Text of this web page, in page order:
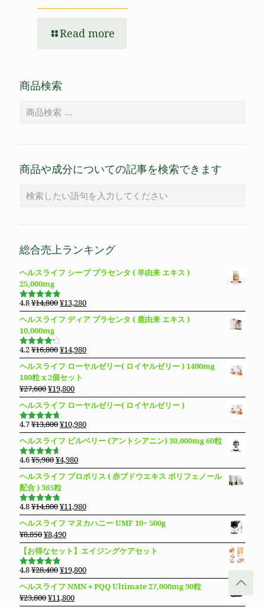
Read more
商品検索
商品や成分についての記事を検索できます
総合売上ランキング
ヘルスライフ シープ プラセンタ ( 羊由来 エキス )
25,000mg
5段階で
4.83の評
価
4.8¥14,800元
の
価
は
¥14,800
で
し
た。
¥13,280現
在
の
格
は
¥13,280
ヘルスライフ ディア プラセンタ ( 鹿由来 エキス )
10,000mg
5段階で
4.19の評
価
4.2¥16,800元
の
価
格
は
¥16,800
で
し
た。
¥14,980現
在
の
は
で
す。
ヘルスライフ ローヤルゼリー( ロイヤルゼリー ) 1400mg
180粒 x 2個セット
¥27,600元
の
価
格
は
¥27,600
で
し
た。
¥19,800現
在
価
格
は
¥19,800
で
す。
ヘルスライフ ローヤルゼリー( ロイヤルゼリー )
5段階で
4.69の評
価
4.7¥13,800元
の
価
格
は
¥13,800
で
し
た。
¥10,980現
在
の
格
は
す。
ヘルスライフ ビルベリー (アントシアニン) 30,000mg 60粒
5段階で
4.63の評
価
4.6¥5,980元
の
価
格
は
¥5,980
で
し
た。
¥4,980現
在
の
格
は
¥4,980
す。
ヘルスライフ プロポリス ( 赤ブドウエキス ポリフェノール
配合 ) 365粒
5段階で
4.76の評
価
4.8¥14,800元
の
価
格
は
¥14,800
で
し
た。
¥11,980現
在
の
格
¥11,980
で
ヘルスライフ マヌカハニー UMF 10+ 500g
¥8,850元
の
価
格
は
¥8,850
で
¥8,490現
在
の
価
格
は
¥8,490
【お得なセット】エイジングケアセット
5段階で
4.83の評
価
4.8¥28,400元
の
価
格
¥19,800現
在
の
ヘルスライフ NMN＋PQQ Ultimate 27,000mg 90粒
¥23,800元
¥11,800現